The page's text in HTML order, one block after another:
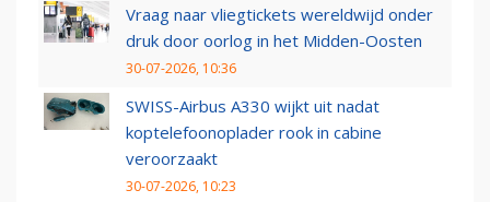
Vraag naar vliegtickets wereldwijd onder
druk door oorlog in het Midden-Oosten
30-07-2026, 10:36
SWISS-Airbus A330 wijkt uit nadat
koptelefoonoplader rook in cabine
veroorzaakt
30-07-2026, 10:23